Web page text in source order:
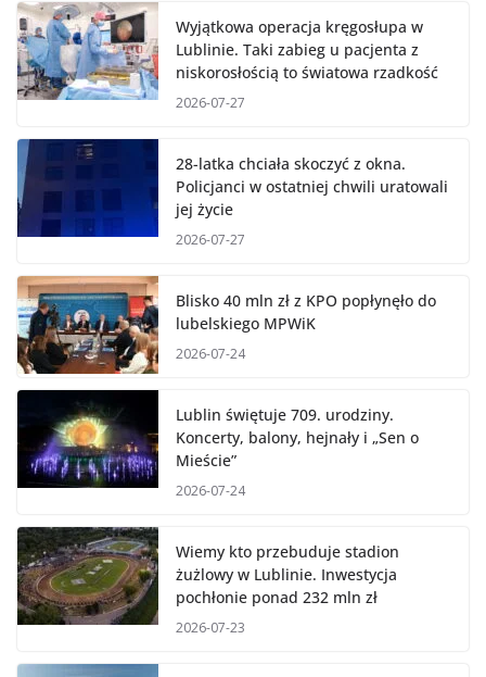
Wyjątkowa operacja kręgosłupa w
Lublinie. Taki zabieg u pacjenta z
niskorosłością to światowa rzadkość
2026-07-27
28-latka chciała skoczyć z okna.
Policjanci w ostatniej chwili uratowali
jej życie
2026-07-27
Blisko 40 mln zł z KPO popłynęło do
lubelskiego MPWiK
2026-07-24
Lublin świętuje 709. urodziny.
Koncerty, balony, hejnały i „Sen o
Mieście”
2026-07-24
Wiemy kto przebuduje stadion
żużlowy w Lublinie. Inwestycja
pochłonie ponad 232 mln zł
2026-07-23